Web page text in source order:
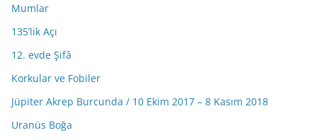
Mumlar
135’lik Açı
12. evde Şifâ
Korkular ve Fobiler
Jüpiter Akrep Burcunda / 10 Ekim 2017 – 8 Kasım 2018
Uranüs Boğa